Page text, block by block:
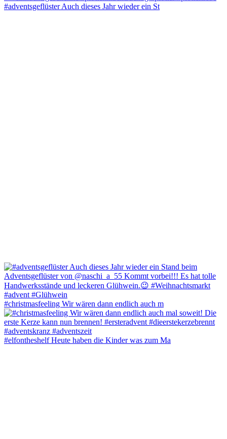
#adventsgeflüster Auch dieses Jahr wieder ein St
#christmasfeeling Wir wären dann endlich auch m
#elfontheshelf Heute haben die Kinder was zum Ma